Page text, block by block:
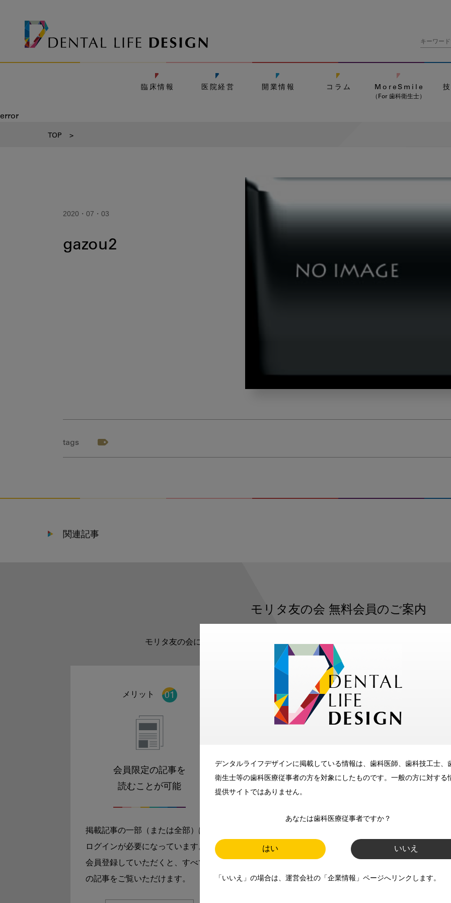
デンタルライフデザインに掲載している情報は、歯科医師、歯科技工士、
衛生士等の歯科医療従事者の方を対象にしたものです。一般の方に対する
提供サイトではありません。
あなたは歯科医療従事者ですか？
はい いいえ
「いいえ」の場合は、運営会社の「企業情報」ページへリンクします。
臨床情報 医院経営 開業情報 コラム MoreSmile
（For 歯科衛生士）
error
TOP >
2020・07・03
gazou2
tags
関連記事
モリタ友の会 無料会員のご案内
モリタ友の会に登録いただくと、デンタルライフデザインをもっと便利にご利用い
メリット
会員限定の記事を
読むことが可能
掲載記事の一部（または全部）は
ログインが必要になっています。
会員登録していただくと、すべて
の記事をご覧いただけます。
メリット
メールマガジンでお届け
師、歯科衛生士、歯科技工士）に
お届けします。